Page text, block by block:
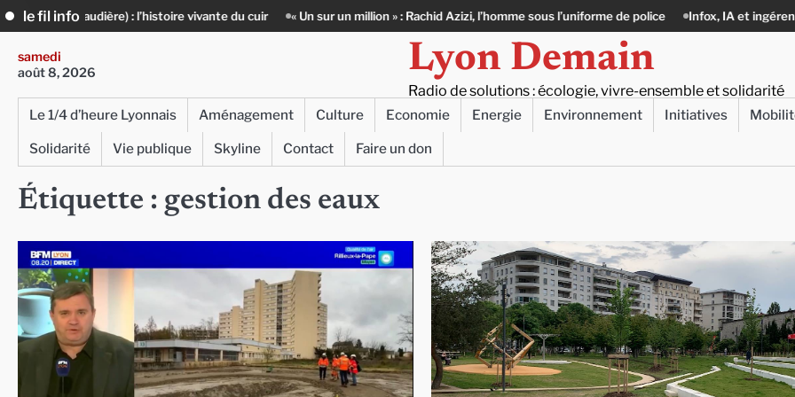
Skip
to
content
le fil info
: l’histoire vivante du cuir « Un sur un million » : Rachid Azizi, l’homme sous l’uniforme de police Infox, IA et ingérences : le
samedi
août 8, 2026
Lyon Demain
Radio de solutions : écologie, vivre-ensemble et solidarité
Le 1/4 d’heure Lyonnais Aménagement Culture Economie Energie Environnement Initiatives
Solidarité
Vie publique Skyline Contact Faire un don
Étiquette : gestion des eaux